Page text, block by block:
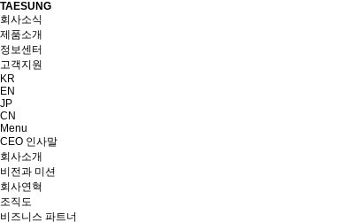
TAESUNG
회사소식
제품소개
정보센터
고객지원
KR
EN
JP
CN
Menu
CEO 인사말
회사소개
비전과 미션
회사연혁
조직도
비즈니스 파트너